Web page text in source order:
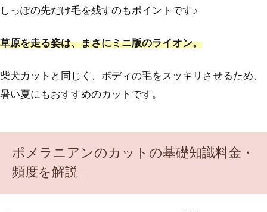
しっぽの先だけ毛を残すのもポイントです♪
草原を走る姿は、まさにミニ版のライオン。
柴犬カットと同じく、ボディの毛をスッキリさせるため、
暑い夏にもおすすめのカットです。
ポメラニアンのカットの基礎知識料金・
頻度を解説